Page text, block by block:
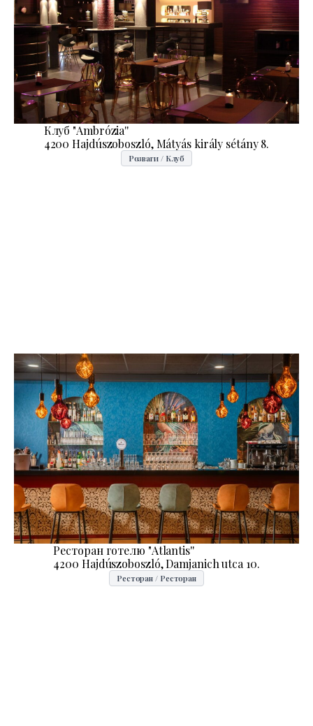
Клуб "Ambrózia''
4200 Hajdúszoboszló, Mátyás király sétány 8.
Розваги / Клуб
Ресторан готелю "Atlantis''
4200 Hajdúszoboszló, Damjanich utca 10.
Ресторан / Ресторан